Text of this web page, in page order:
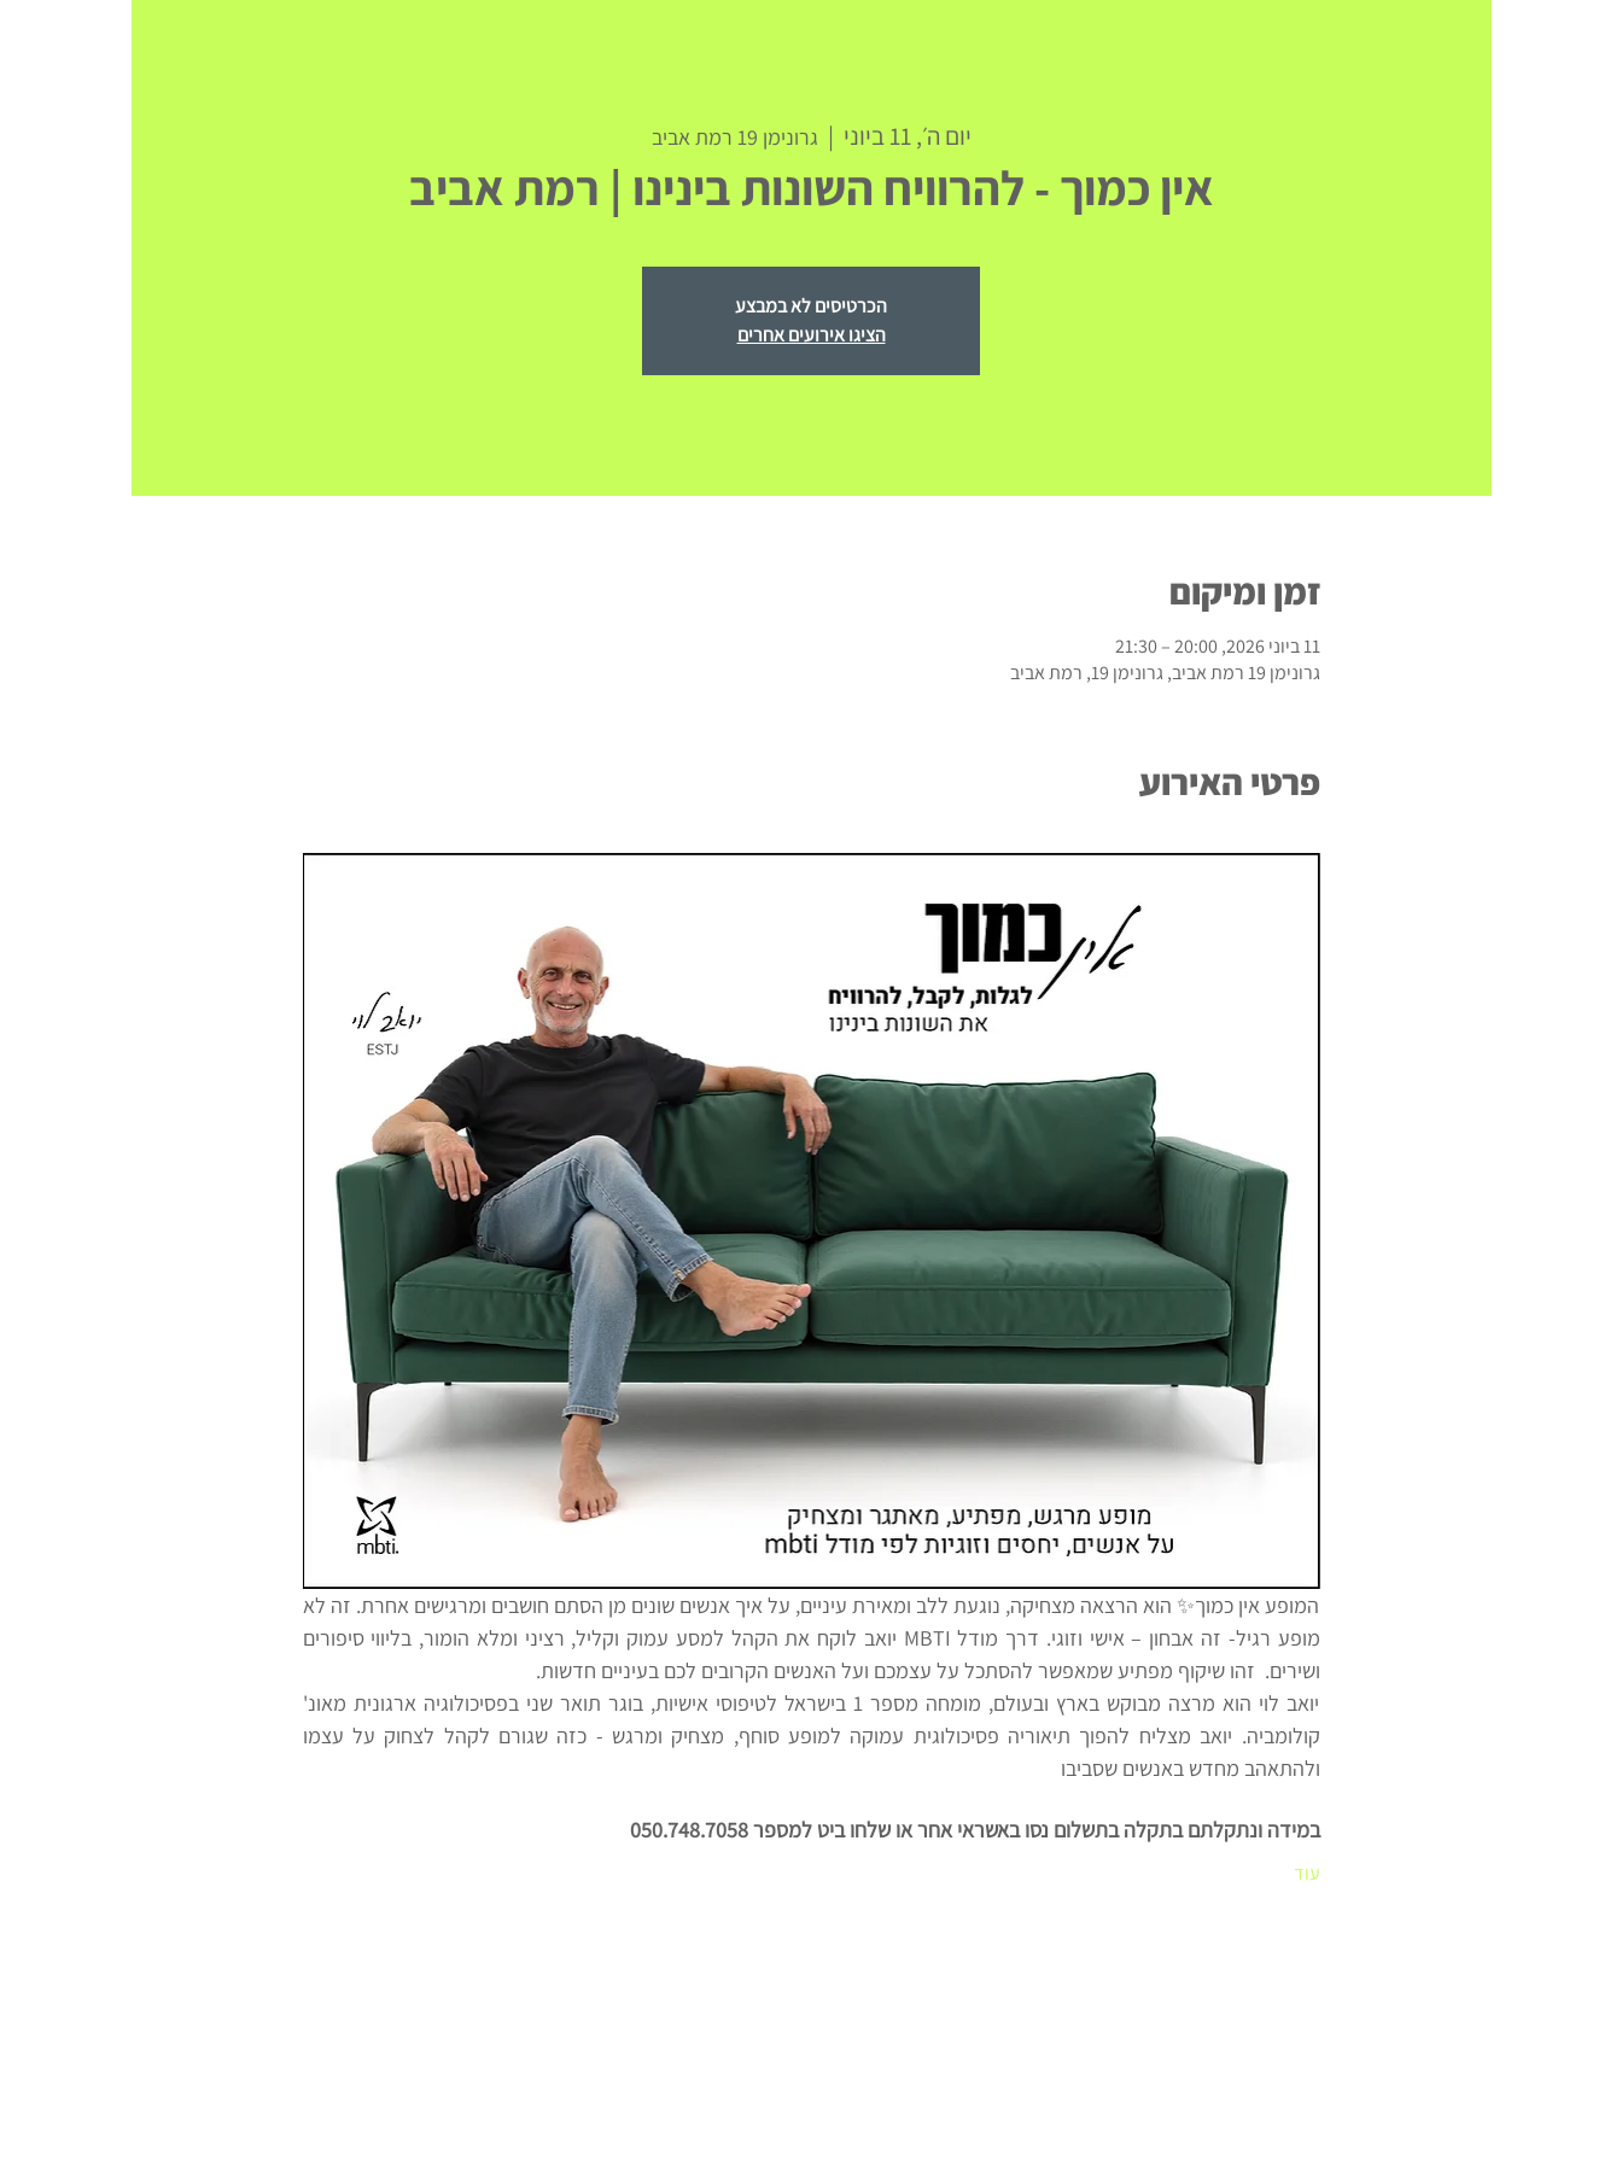
יום ה׳, 11 ביוני
  |
גרונימן 19 רמת אביב
אין כמוך - להרוויח השונות בינינו | רמת אביב
הכרטיסים לא במבצע
הציגו אירועים אחרים
זמן ומיקום
11 ביוני 2026, 20:00 – 21:30
גרונימן 19 רמת אביב, גרונימן 19, רמת אביב
פרטי האירוע
ושירים.  זהו שיקוף מפתיע שמאפשר להסתכל על עצמכם ועל האנשים הקרובים לכם בעיניים חדשות.
ולהתאהב מחדש באנשים שסביבו
במידה ונתקלתם בתקלה בתשלום נסו באשראי אחר או שלחו ביט למספר 050.748.7058
עוד